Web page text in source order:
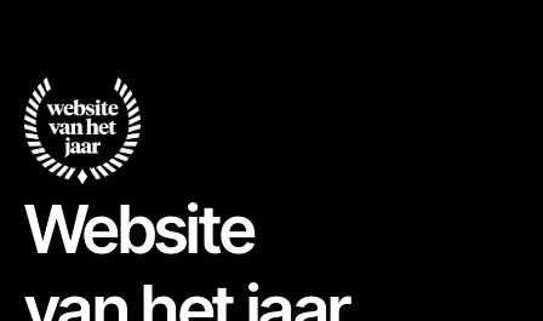
Website